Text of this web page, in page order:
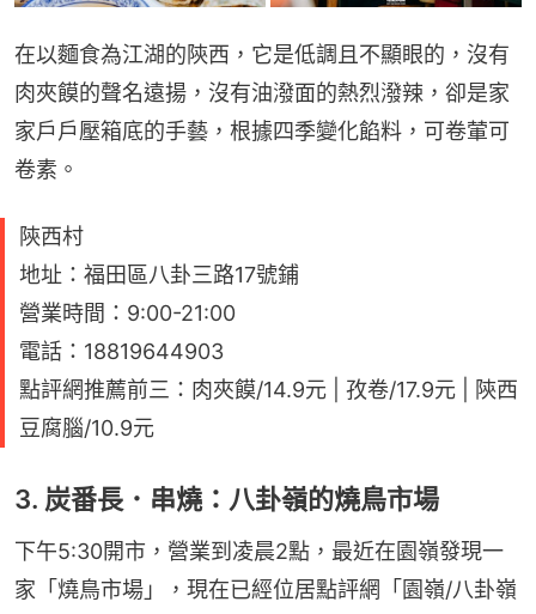
在以麵食為江湖的陝西，它是低調且不顯眼的，沒有
肉夾饃的聲名遠揚，沒有油潑面的熱烈潑辣，卻是家
家戶戶壓箱底的手藝，根據四季變化餡料，可卷葷可
卷素。
陝西村
地址：福田區八卦三路17號鋪
營業時間：9:00-21:00
電話：18819644903
點評網推薦前三：肉夾饃/14.9元 | 孜卷/17.9元 | 陝西
豆腐腦/10.9元
3. 炭番長．串燒：八卦嶺的燒鳥市場
下午5:30開市，營業到凌晨2點，最近在園嶺發現一
家「燒鳥市場」，現在已經位居點評網「園嶺/八卦嶺